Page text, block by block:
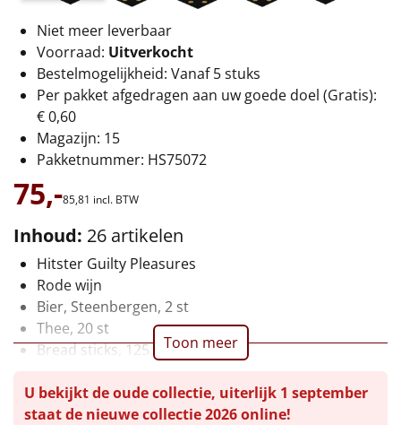
Alle kerstpakketten 2026
Thema
Origineel
Rituals
Vrouwen
Duurzaam
Leuke
Goedkope
Niet meer leverbaar
Voorraad: Uitverkocht
Bestelmogelijkheid: Vanaf 5 stuks
Per pakket afgedragen aan uw goede doel (Gratis):
€ 0,60
Magazijn: 15
Pakketnummer: HS75072
75,-85,81 incl. BTW
Inhoud: 26 artikelen
Hitster Guilty Pleasures
Rode wijn
Bier, Steenbergen, 2 st
Thee, 20 st
Bread sticks, 125 gr
Pasta penne, 400 gr
Pretzelsticks XXL, 200 gr
Toon meer
U bekijkt de oude collectie, uiterlijk 1 september
staat de nieuwe collectie 2026 online!